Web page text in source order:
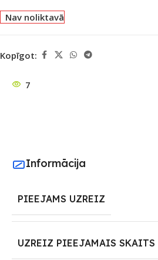
Nav noliktavā
Kopīgot:
7
Informācija
PIEEJAMS UZREIZ
UZREIZ PIEEJAMAIS SKAITS